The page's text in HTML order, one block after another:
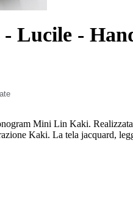
Lucile -
Mini Lin Kaki.
Kaki. La tela jacquard,
la massima sicurezza. Ampio
sugli angoli